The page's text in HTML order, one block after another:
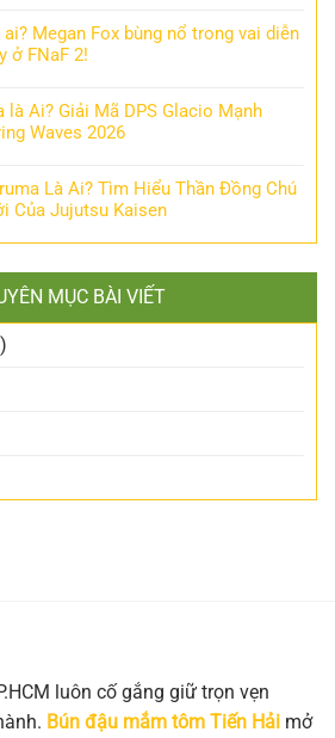
Megan Fox bùng nổ trong vai diễn
ở FNaF 2!
là Ai? Giải Mã DPS Glacio Mạnh
Waves 2026
Là Ai? Tìm Hiểu Thần Đồng Chú
Của Jujutsu Kaisen
MỤC BÀI VIẾT
luôn cố gắng giữ trọn vẹn
Bún đậu mắm tôm Tiến Hải mở